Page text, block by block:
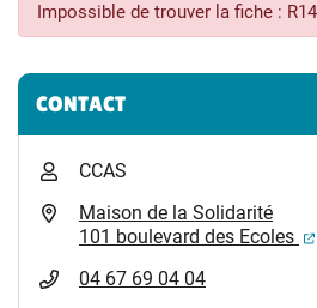
Impossible de trouver la fiche :
Informations
CONTACT
CCAS
Maison de la Solidarité
101 boulevard des Ecoles
04 67 69 04 04